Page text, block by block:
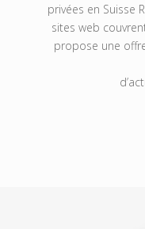
privées en Suisse
sites web
propose une